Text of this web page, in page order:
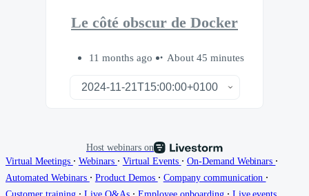
Le côté obscur de Docker
11 months ago About 45 minutes
Host webinars on
Virtual Meetings ∙ Webinars ∙ Virtual Events ∙ On-Demand Webinars ∙
Automated Webinars ∙ Product Demos ∙ Company communication ∙
∙ ∙ ∙